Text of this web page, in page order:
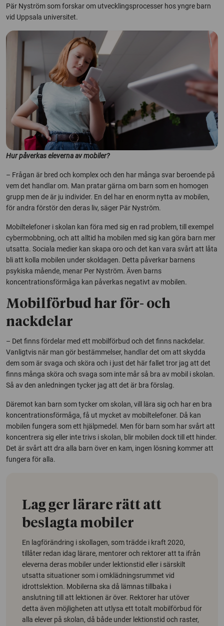
Pär Nyström som forskar om utvecklingsprocesser hos yngre barn
vid Uppsala universitet.
Hur påverkas eleverna av mobiler?
– Frågan är bred och komplex och den har många svar beroende på
vem det handlar om. Man pratar gärna om barn som en homogen
grupp men de är ju individer. En del har en enorm nytta av mobilen,
för andra förstör den deras liv, säger Pär Nyström.
Mobiltelefoner i skolan kan föra med sig en rad problem, till exempel
cybermobbning, och att alltid ha mobilen med sig kan göra barn mer
utsatta. Sociala medier kan skapa oro och det kan vara svårt att låta
bli att kolla mobilen under skoldagen. Detta påverkar barnens
psykiska mående, menar Per Nyström. Även barns
koncentrationsförmåga kan påverkas negativt av mobilen.
Mobilförbud har för- och
nackdelar
– Det finns fördelar med ett mobilförbud och det finns nackdelar.
Vanligtvis när man gör bestämmelser, handlar det om att skydda
dem som är svaga och sköra och i just det här fallet tror jag att det
finns många sköra och svaga som inte mår så bra av mobil i skolan.
Så av den anledningen tycker jag att det är bra förslag.
Däremot kan barn som tycker om skolan, vill lära sig och har en bra
koncentrationsförmåga, få ut mycket av mobiltelefoner. Då kan
mobilen fungera som ett hjälpmedel. Men för barn som har svårt att
koncentrera sig eller inte trivs i skolan, blir mobilen dock till ett hinder.
Det är svårt att dra alla barn över en kam, ingen lösning kommer att
fungera för alla.
Lag ger lärare rätt att
beslagta mobiler
En lagförändring i skollagen, som trädde i kraft 2020,
tillåter redan idag lärare, mentorer och rektorer att ta ifrån
eleverna deras mobiler under lektionstid eller i särskilt
utsatta situationer som i omklädningsrummet vid
idrottslektion. Mobilerna ska då lämnas tillbaka i
anslutning till att lektionen är över. Rektorer har utöver
detta även möjligheten att utlysa ett totalt mobilförbud för
alla elever på skolan, då både under lektionstid och raster,